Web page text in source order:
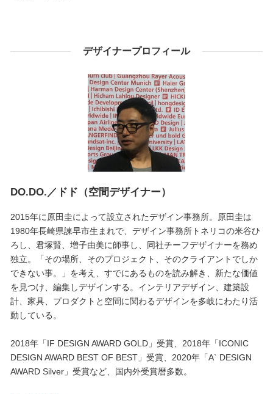
デザイナープロフィール
DO.DO.／ドド（空間デザイナー）
2015年に原田圭によって設立されたデザイン事務所。原田圭は
1980年長崎県諫早市生まれで、デザイン事務所トネリコの米谷ひ
ろし、君塚賢、増子由美に師事し、同社チーフデザイナーを務め
独立。「その場所、そのプロジェクト、そのクライアントでしか
できない事。」を考え、すでにあるものを読み解き、新たな価値
を見つけ、編集しデザインする。インテリアデザイン、建築設
計、家具、プロダクトと空間に関わるデザインを多岐にわたり活
動している。
2018年「IF DESIGN AWARD GOLD」受賞、2018年「ICONIC
DESIGN AWARD BEST OF BEST」受賞、2020年「A` DESIGN
AWARD Silver」受賞など、国内外受賞暦多数。